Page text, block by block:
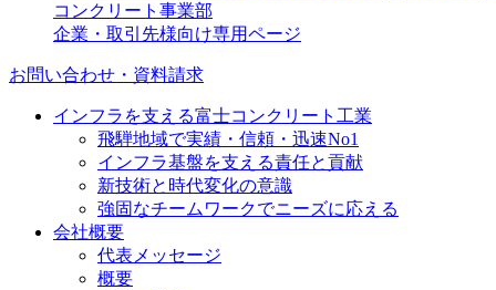
コンクリート事業部
企業・取引先様向け専用ページ
お問い合わせ・資料請求
インフラを支える富士コンクリート工業
飛騨地域で実績・信頼・迅速No1
インフラ基盤を支える責任と貢献
新技術と時代変化の意識
強固なチームワークでニーズに応える
会社概要
代表メッセージ
概要